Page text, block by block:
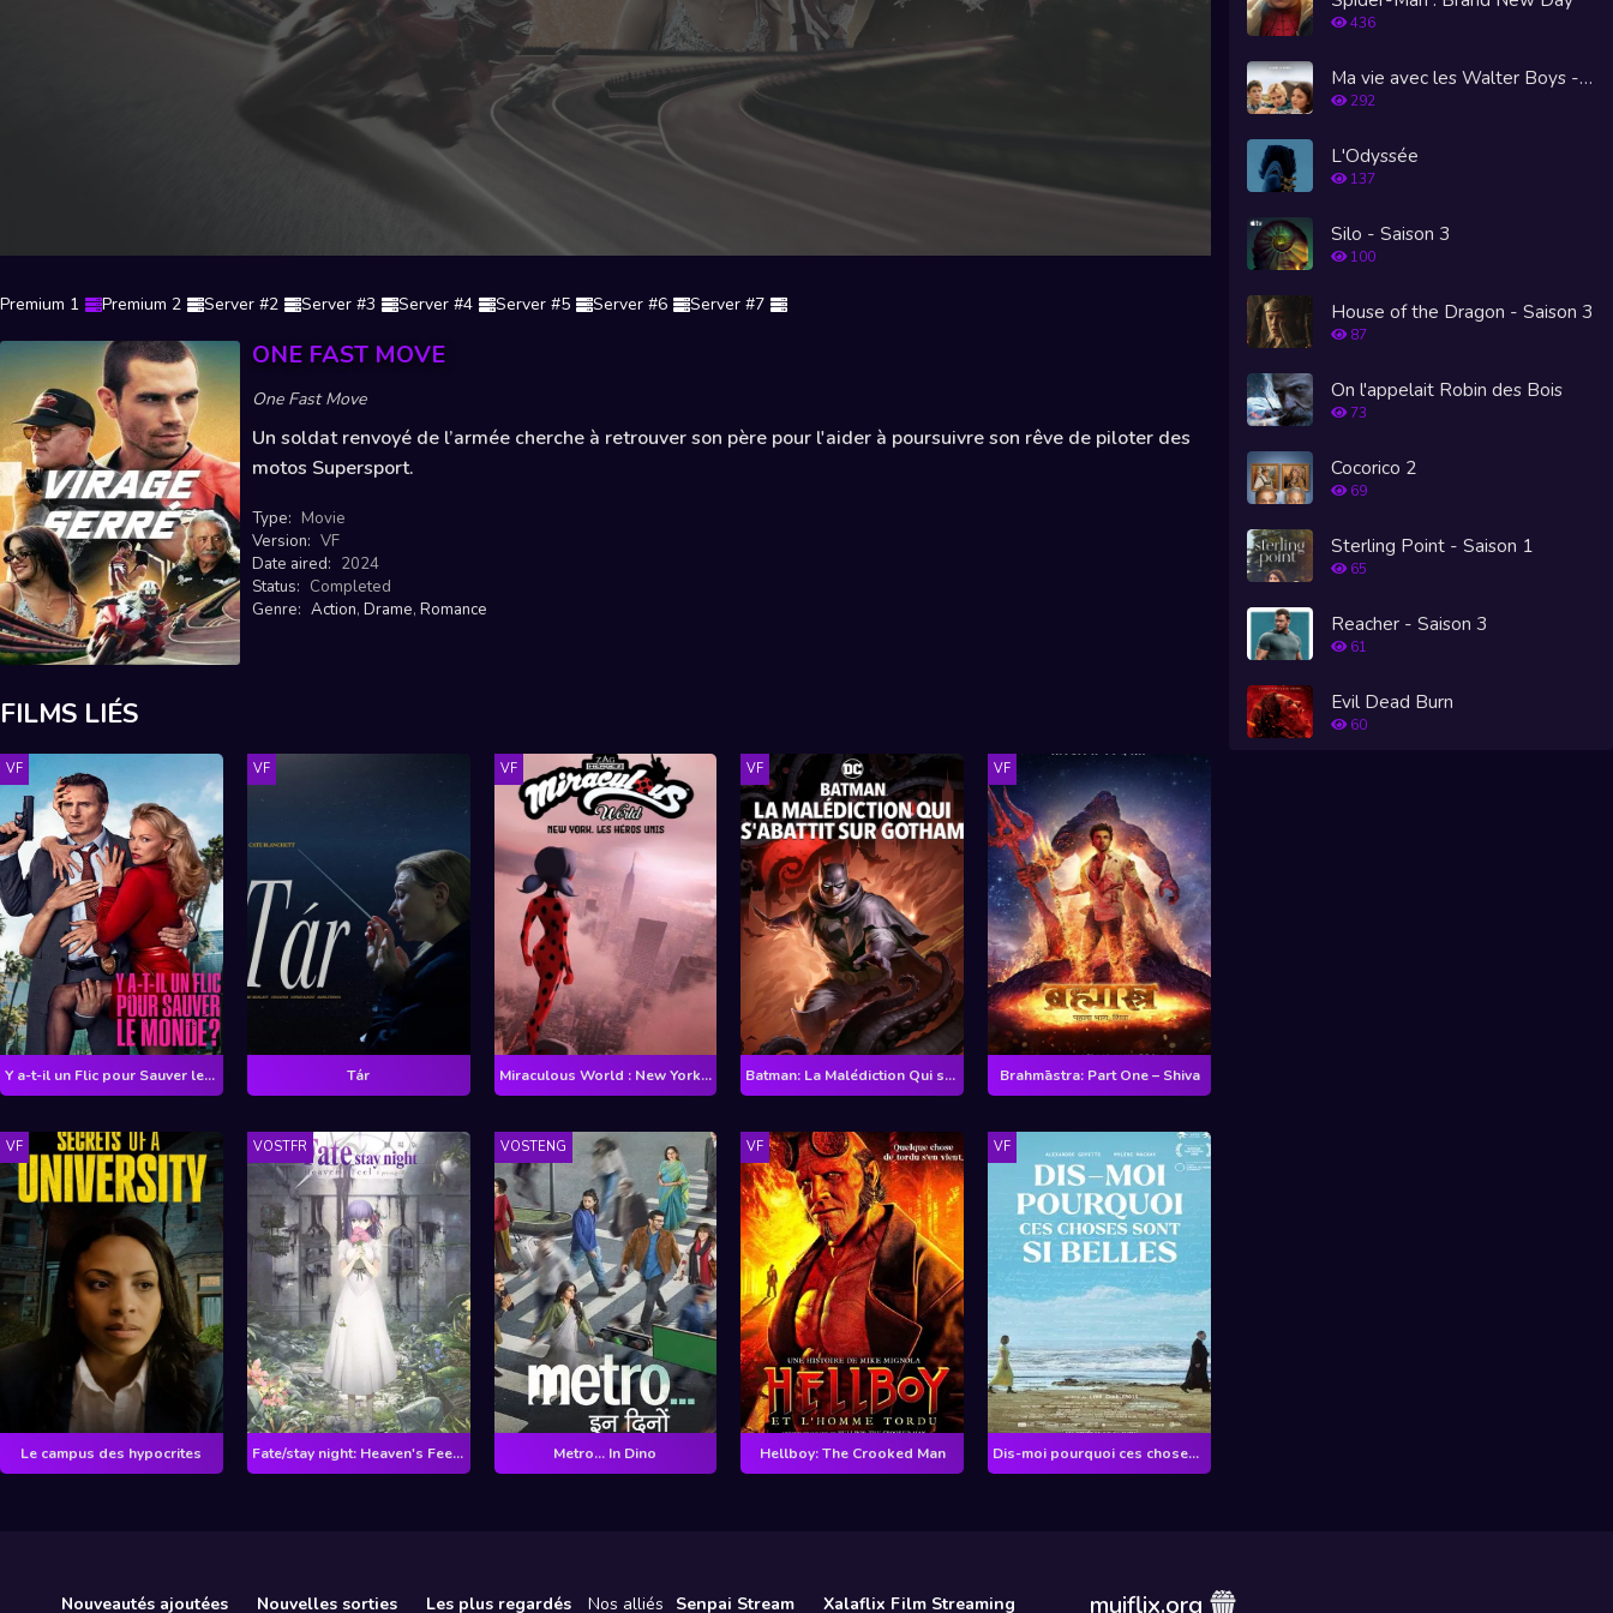
Premium 1 Premium 2 Server #2 Server #3 Server #4 Server #5 Server #6 Server #7
ONE FAST MOVE
One Fast Move
Un soldat renvoyé de l’armée cherche à retrouver son père pour l'aider à poursuivre son rêve de piloter des
motos Supersport.
Type: Movie
Version: VF
Date aired: 2024
Status: Completed
Genre: Action, Drame, Romance
FILMS LIÉS
VF
Y a-t-il un Flic pour Sauver le Monde ?
VF
Tár
VF
Miraculous World : New York, les héros unis
VF
Batman: La Malédiction Qui s'abattit sur Gotham
VF
Brahmāstra: Part One – Shiva
VF
Le campus des hypocrites
VOSTFR
Fate/stay night: Heaven's Feel I. presage flower
VOSTENG
Metro... In Dino
VF
Hellboy: The Crooked Man
VF
Dis-moi pourquoi ces choses sont si belles
436
Ma vie avec les Walter Boys - Saison 3
292
L'Odyssée
137
Silo - Saison 3
100
House of the Dragon - Saison 3
87
On l'appelait Robin des Bois
73
Cocorico 2
69
Sterling Point - Saison 1
65
Reacher - Saison 3
61
Evil Dead Burn
60
Nouveautés ajoutées Nouvelles sorties Les plus regardés Nos alliés Senpai Stream Xalaflix Film Streaming muiflix.org